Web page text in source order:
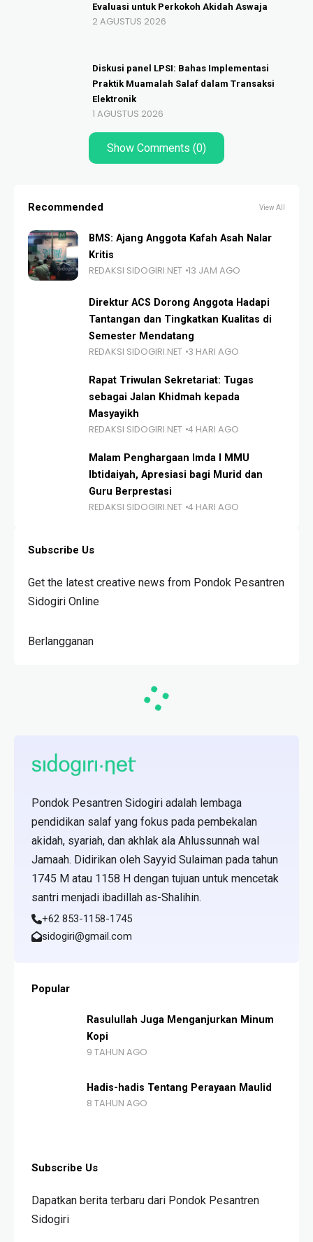
Evaluasi untuk Perkokoh Akidah Aswaja
2 AGUSTUS 2026
Diskusi panel LPSI: Bahas Implementasi
Praktik Muamalah Salaf dalam Transaksi
Elektronik
1 AGUSTUS 2026
Show Comments (0)
Recommended View All
BMS: Ajang Anggota Kafah Asah Nalar
Kritis
REDAKSI SIDOGIRI.NET 13 JAM AGO
Direktur ACS Dorong Anggota Hadapi
Tantangan dan Tingkatkan Kualitas di
Semester Mendatang
REDAKSI SIDOGIRI.NET 3 HARI AGO
Rapat Triwulan Sekretariat: Tugas
sebagai Jalan Khidmah kepada
Masyayikh
REDAKSI SIDOGIRI.NET 4 HARI AGO
Malam Penghargaan Imda I MMU
Ibtidaiyah, Apresiasi bagi Murid dan
Guru Berprestasi
REDAKSI SIDOGIRI.NET 4 HARI AGO
Subscribe Us
Get the latest creative news from Pondok Pesantren
Sidogiri Online
Berlangganan
Pondok Pesantren Sidogiri adalah lembaga
pendidikan salaf yang fokus pada pembekalan
akidah, syariah, dan akhlak ala Ahlussunnah wal
Jamaah. Didirikan oleh Sayyid Sulaiman pada tahun
1745 M atau 1158 H dengan tujuan untuk mencetak
santri menjadi ibadillah as-Shalihin.
+62 853-1158-1745
sidogiri@gmail.com
Popular
Rasulullah Juga Menganjurkan Minum
Kopi
9 TAHUN AGO
Hadis-hadis Tentang Perayaan Maulid
8 TAHUN AGO
Subscribe Us
Dapatkan berita terbaru dari Pondok Pesantren
Sidogiri